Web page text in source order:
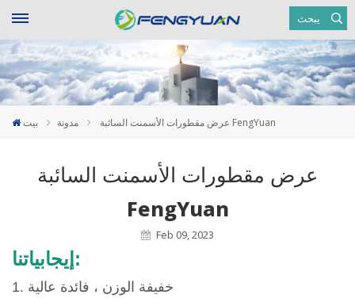
يبحث
بيت مدونة عرض مقطورات الأسمنت السائبة FengYuan
عرض مقطورات الأسمنت السائبة
FengYuan
Feb 09, 2023
إيجابياتنا:
1. خفيفة الوزن ، فائدة عالية